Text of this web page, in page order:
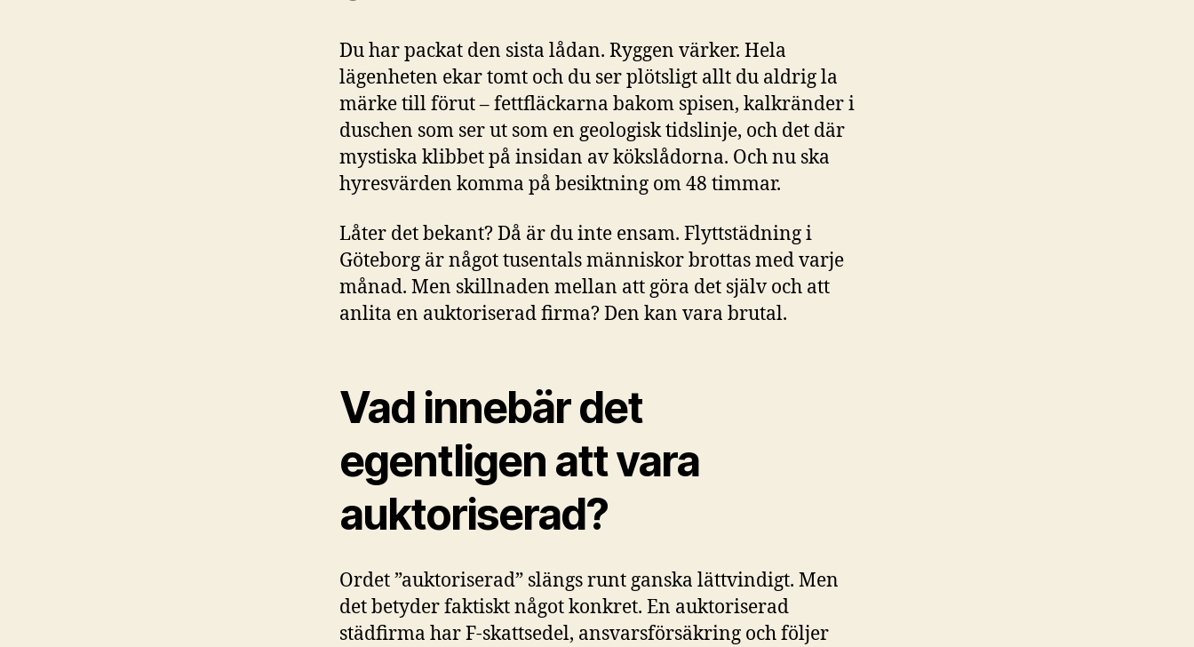
Du har packat den sista lådan. Ryggen värker. Hela
lägenheten ekar tomt och du ser plötsligt allt du aldrig la
märke till förut – fettfläckarna bakom spisen, kalkränder i
duschen som ser ut som en geologisk tidslinje, och det där
mystiska klibbet på insidan av kökslådorna. Och nu ska
hyresvärden komma på besiktning om 48 timmar.
Låter det bekant? Då är du inte ensam. Flyttstädning i
Göteborg är något tusentals människor brottas med varje
månad. Men skillnaden mellan att göra det själv och att
anlita en auktoriserad firma? Den kan vara brutal.
Vad innebär det
egentligen att vara
auktoriserad?
Ordet ”auktoriserad” slängs runt ganska lättvindigt. Men
det betyder faktiskt något konkret. En auktoriserad
städfirma har F-skattsedel, ansvarsförsäkring och följer